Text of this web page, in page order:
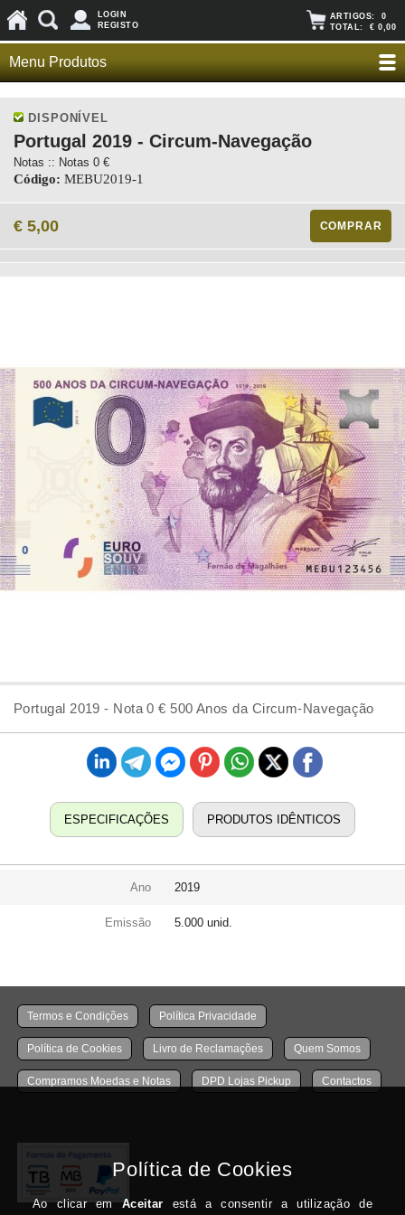
LOGIN
REGISTO
ARTIGOS: 0
TOTAL: € 0,00
Menu Produtos
DISPONÍVEL
Portugal 2019 - Circum-Navegação
Notas :: Notas 0 €
Código: MEBU2019-1
€ 5,00 COMPRAR
Portugal 2019 - Nota 0 € 500 Anos da Circum-Navegação
ESPECIFICAÇÕES PRODUTOS IDÊNTICOS
Ano 2019
Emissão 5.000 unid.
Termos e Condições Política Privacidade
Política de Cookies Livro de Reclamações Quem Somos
Compramos Moedas e Notas DPD Lojas Pickup Contactos